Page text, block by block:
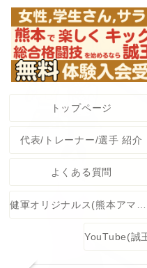
トップページ
代表/トレーナー/選手 紹介
よくある質問